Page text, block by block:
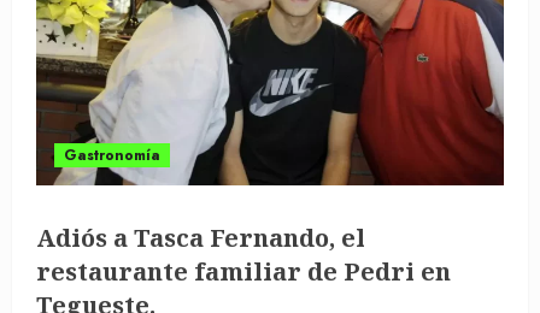
Gastronomía
Adiós a Tasca Fernando, el
restaurante familiar de Pedri en
Tegueste.